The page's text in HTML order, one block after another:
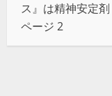
ス』は精神安定
ページ 2